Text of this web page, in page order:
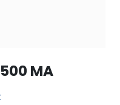
500 MA